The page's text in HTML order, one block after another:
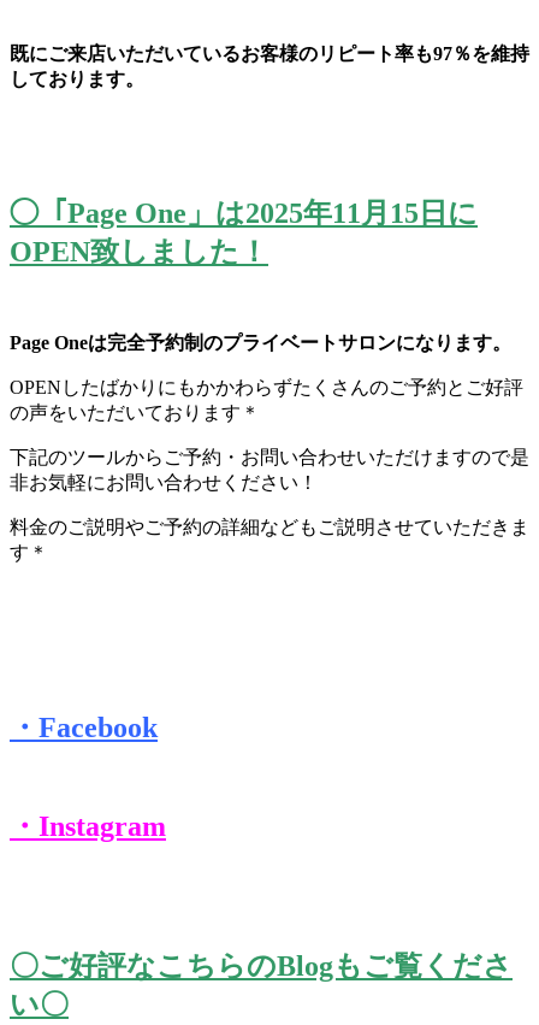
既にご来店いただいているお客様のリピート率も97％を維持
しております。
◯「Page One」は2025年11月15日に
OPEN致しました！
Page Oneは完全予約制のプライベートサロンになります。
OPENしたばかりにもかかわらずたくさんのご予約とご好評
の声をいただいております＊
下記のツールからご予約・ お問い合わせいただけますので是
非お気軽にお問い合わせください ！
料金のご説明やご予約の詳細などもご説明させていただきま
す＊
・Facebook
・Instagram
〇ご好評なこちらのBlogもご覧くださ
い〇